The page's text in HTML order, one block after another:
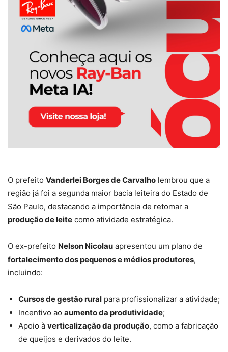
O prefeito Vanderlei Borges de Carvalho lembrou que a
região já foi a segunda maior bacia leiteira do Estado de
São Paulo, destacando a importância de retomar a
produção de leite como atividade estratégica.
O ex-prefeito Nelson Nicolau apresentou um plano de
fortalecimento dos pequenos e médios produtores,
incluindo:
Cursos de gestão rural para profissionalizar a atividade;
Incentivo ao aumento da produtividade;
Apoio à verticalização da produção, como a fabricação
de queijos e derivados do leite.